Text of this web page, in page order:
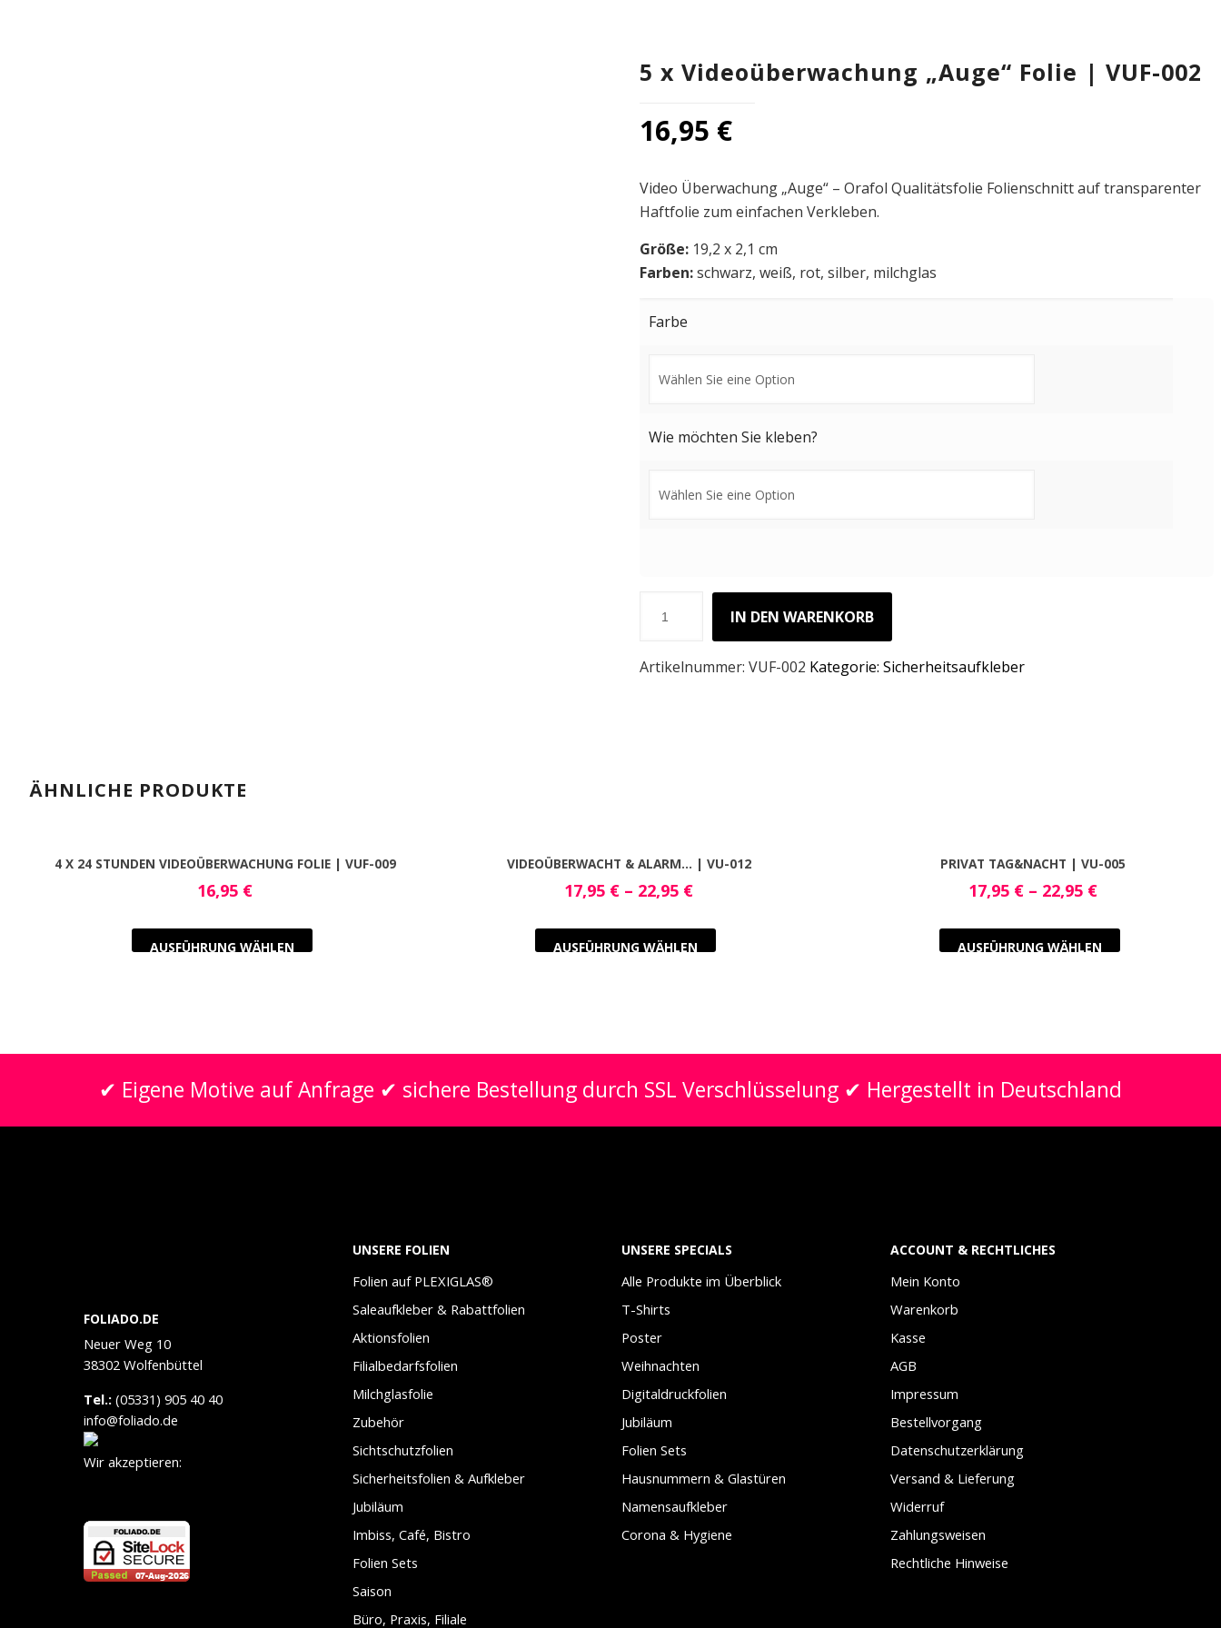
5 x Videoüberwachung „Auge“ Folie | VUF-002
16,95 €
Video Überwachung „Auge“ – Orafol Qualitätsfolie Folienschnitt auf transparenter
Haftfolie zum einfachen Verkleben.
Größe: 19,2 x 2,1 cm
Farben:schwarz, weiß, rot, silber, milchglas
Farbe
Wie möchten Sie kleben?
IN DEN WARENKORB
Artikelnummer:VUF-002 Kategorie:Sicherheitsaufkleber
ÄHNLICHE PRODUKTE
4 X 24 STUNDEN VIDEOÜBERWACHUNG FOLIE | VUF-009
16,95 €
AUSFÜHRUNG WÄHLEN
VIDEOÜBERWACHT & ALARM… | VU-012
17,95 € – 22,95 €
AUSFÜHRUNG WÄHLEN
PRIVAT TAG&NACHT | VU-005
17,95 €– 22,95 €
AUSFÜHRUNG WÄHLEN
✔ Eigene Motive auf Anfrage ✔ sichere Bestellung durch SSL Verschlüsselung ✔ Hergestellt in Deutschland
FOLIADO.DE
Neuer Weg 10
38302 Wolfenbüttel
Tel.:(05331) 905 40 40
info@foliado.de
Wir akzeptieren:
UNSERE FOLIEN
Folien auf PLEXIGLAS®
Saleaufkleber & Rabattfolien
Aktionsfolien
Filialbedarfsfolien
Milchglasfolie
Zubehör
Sichtschutzfolien
Sicherheitsfolien & Aufkleber
Jubiläum
Imbiss, Café, Bistro
Folien Sets
Saison
Büro, Praxis, Filiale
UNSERE SPECIALS
Alle Produkte im Überblick
T-Shirts
Poster
Weihnachten
Digitaldruckfolien
Jubiläum
Folien Sets
Hausnummern & Glastüren
Namensaufkleber
Corona & Hygiene
ACCOUNT & RECHTLICHES
Mein Konto
Warenkorb
Kasse
AGB
Impressum
Bestellvorgang
Datenschutzerklärung
Versand & Lieferung
Widerruf
Zahlungsweisen
Rechtliche Hinweise